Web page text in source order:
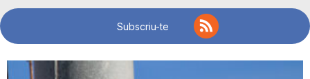
o
Subscriu-te